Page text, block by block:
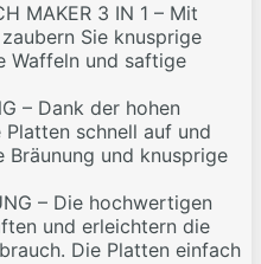
MAKER 3 IN 1 – Mit
Sie knusprige
Waffeln und saftige
– Dank der hohen
schnell auf und
und knusprige
– Die hochwertigen
und erleichtern die
Die Platten einfach